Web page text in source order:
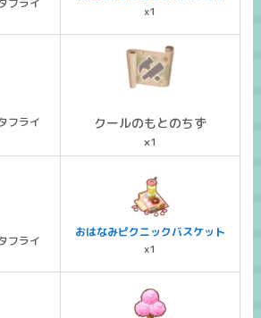
x1
フライ
クールのもとのちず
×1
フライ
おはなみピクニックバスケット
x1